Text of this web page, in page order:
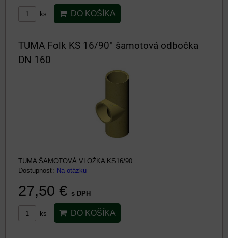
ks DO KOŠÍKA
TUMA Folk KS 16/90° šamotová odbočka
DN 160
TUMA ŠAMOTOVÁ VLOŽKA KS16/90
Dostupnosť: Na otázku
27,50 € s DPH
ks DO KOŠÍKA